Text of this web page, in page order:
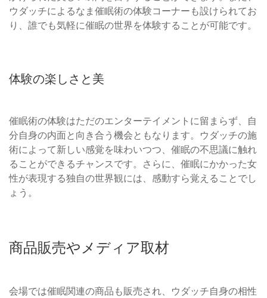
ウダッチによるなま催眠術の体験コーナーも設けられてお
り、誰でも気軽に催眠の世界を体験することが可能です。
体験の楽しさと美
催眠術の体験はただのエンターテイメントに留まらず、自
分自身の内面と向き合う機会ともなります。ウダッチの施
術によって新しい感覚を味わいつつ、催眠の不思議に触れ
ることができるチャンスです。さらに、催眠にかかった女
性が表現する独自の世界観には、感動すら覚えることでし
ょう。
商品販売やメディア取材
会場では催眠関連の商品も販売され、ウダッチ自身の相性